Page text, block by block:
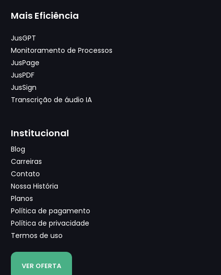
Mais Eficiência
JusGPT
Monitoramento de Processos
JusPage
JusPDF
JusSign
Transcrição de áudio IA
Institucional
Blog
Carreiras
Contato
Nossa História
Planos
Política de pagamento
Política de privacidade
Termos de uso
VER OFERTA